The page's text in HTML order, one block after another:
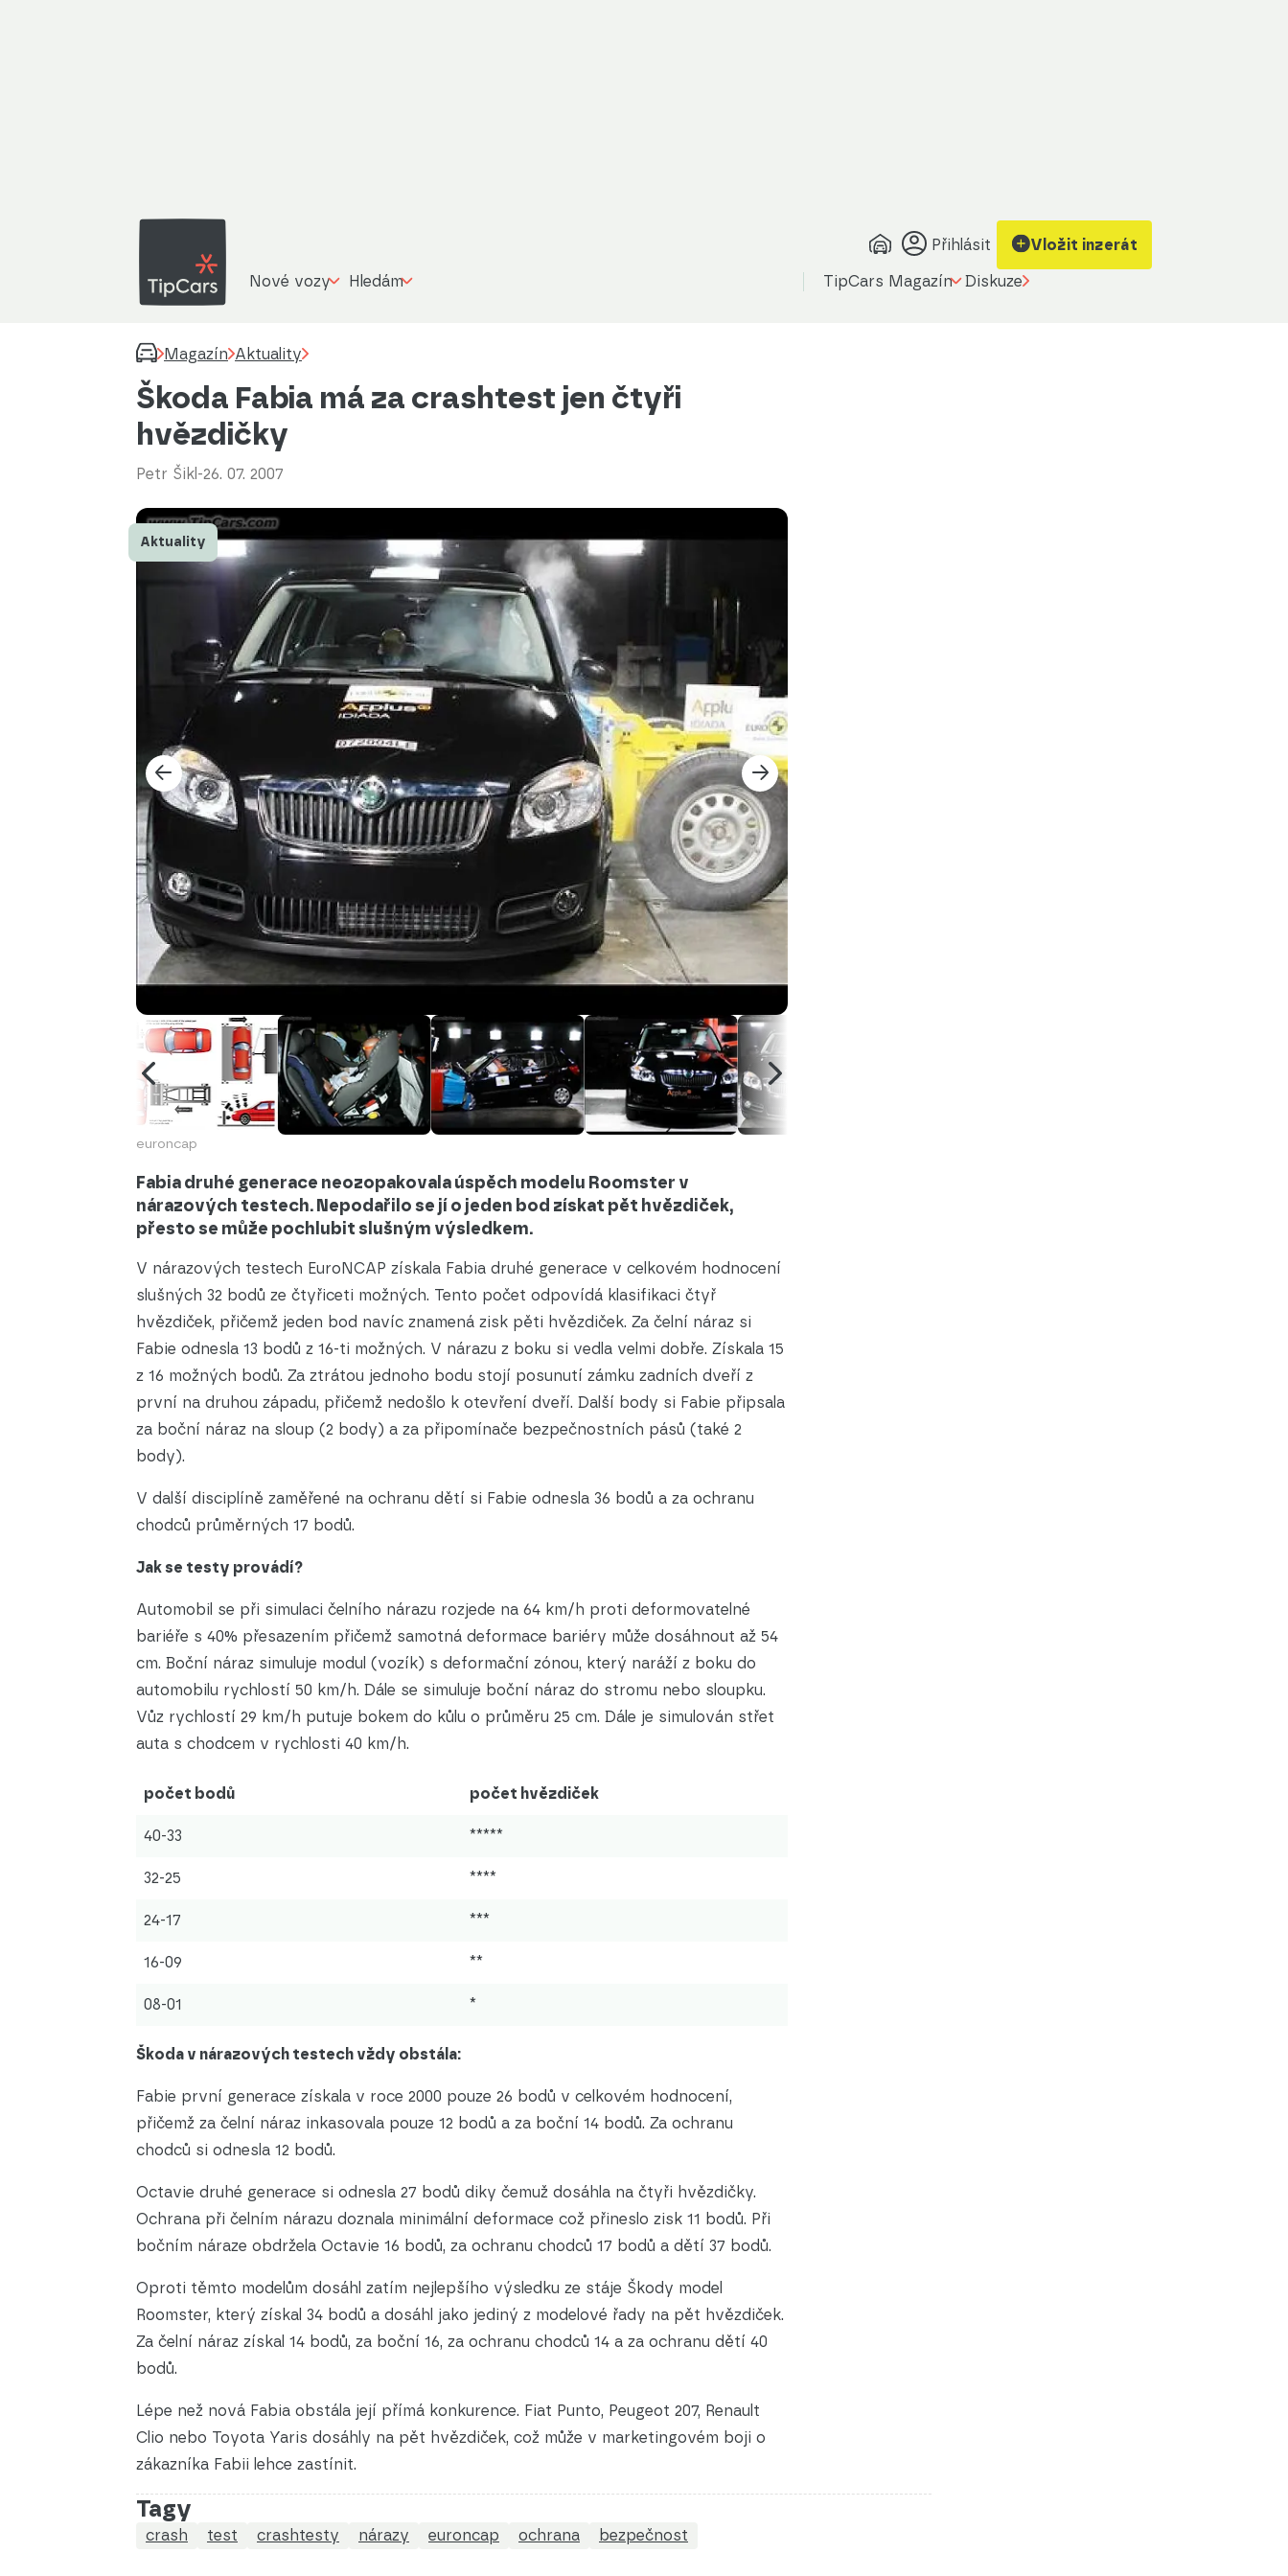
Přihlásit Vložit inzerát
Nové vozy Hledám TipCars Magazín Diskuze
Magazín Aktuality
Škoda Fabia má za crashtest jen čtyři
hvězdičky
Petr Šikl -26. 07. 2007
euroncap
Aktuality
Fabia druhé generace neozopakovala úspěch modelu Roomster v
nárazových testech. Nepodařilo se jí o jeden bod získat pět hvězdiček,
přesto se může pochlubit slušným výsledkem.
V nárazových testech EuroNCAP získala Fabia druhé generace v celkovém hodnocení
slušných 32 bodů ze čtyřiceti možných. Tento počet odpovídá klasifikaci čtyř
hvězdiček, přičemž jeden bod navíc znamená zisk pěti hvězdiček. Za čelní náraz si
Fabie odnesla 13 bodů z 16-ti možných. V nárazu z boku si vedla velmi dobře. Získala 15
z 16 možných bodů. Za ztrátou jednoho bodu stojí posunutí zámku zadních dveří z
první na druhou západu, přičemž nedošlo k otevření dveří. Další body si Fabie připsala
za boční náraz na sloup (2 body) a za připomínače bezpečnostních pásů (také 2
body).
V další disciplíně zaměřené na ochranu dětí si Fabie odnesla 36 bodů a za ochranu
chodců průměrných 17 bodů.
Jak se testy provádí?
Automobil se při simulaci čelního nárazu rozjede na 64 km/h proti deformovatelné
bariéře s 40% přesazením přičemž samotná deformace bariéry může dosáhnout až 54
cm. Boční náraz simuluje modul (vozík) s deformační zónou, který naráží z boku do
automobilu rychlostí 50 km/h. Dále se simuluje boční náraz do stromu nebo sloupku.
Vůz rychlostí 29 km/h putuje bokem do kůlu o průměru 25 cm. Dále je simulován střet
auta s chodcem v rychlosti 40 km/h.
počet bodů počet hvězdiček
40-33 *****
32-25 ****
24-17 ***
16-09 **
08-01 *
Škoda v nárazových testech vždy obstála:
Fabie první generace získala v roce 2000 pouze 26 bodů v celkovém hodnocení,
přičemž za čelní náraz inkasovala pouze 12 bodů a za boční 14 bodů. Za ochranu
chodců si odnesla 12 bodů.
Octavie druhé generace si odnesla 27 bodů diky čemuž dosáhla na čtyři hvězdičky.
Ochrana při čelním nárazu doznala minimální deformace což přineslo zisk 11 bodů. Při
bočním náraze obdržela Octavie 16 bodů, za ochranu chodců 17 bodů a dětí 37 bodů.
Oproti těmto modelům dosáhl zatím nejlepšího výsledku ze stáje Škody model
Roomster, který získal 34 bodů a dosáhl jako jediný z modelové řady na pět hvězdiček.
Za čelní náraz získal 14 bodů, za boční 16, za ochranu chodců 14 a za ochranu dětí 40
bodů.
Lépe než nová Fabia obstála její přímá konkurence. Fiat Punto, Peugeot 207, Renault
Clio nebo Toyota Yaris dosáhly na pět hvězdiček, což může v marketingovém boji o
zákazníka Fabii lehce zastínit.
Tagy
crash test crashtesty nárazy euroncap ochrana bezpečnost